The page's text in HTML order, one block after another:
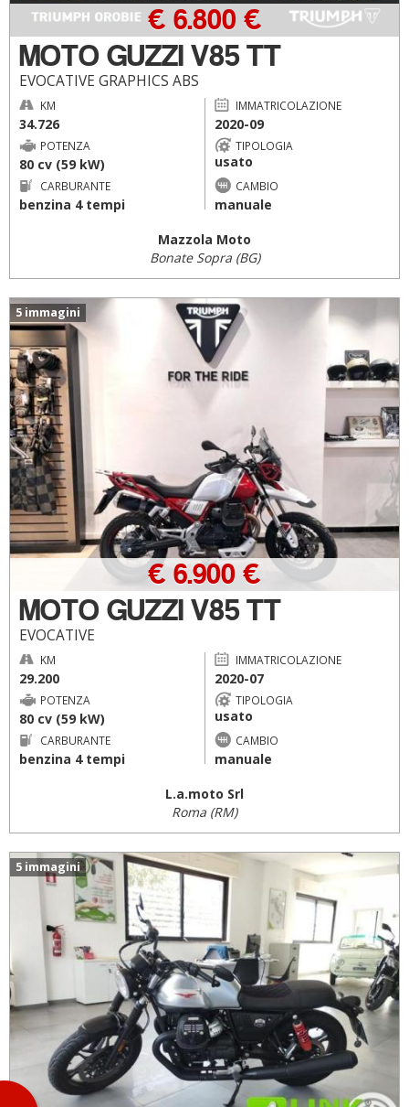
MOTO GUZZI V85 TT
EVOCATIVE GRAPHICS ABS
€ 6.800 €
KM
34.726
IMMATRICOLAZIONE
2020-09
POTENZA
80 cv (59 kW)
TIPOLOGIA
usato
CARBURANTE
benzina 4 tempi
CAMBIO
manuale
Mazzola Moto
Bonate Sopra (BG)
5 immagini
MOTO GUZZI V85 TT
EVOCATIVE
€ 6.900 €
KM
29.200
IMMATRICOLAZIONE
2020-07
POTENZA
80 cv (59 kW)
TIPOLOGIA
usato
CARBURANTE
benzina 4 tempi
CAMBIO
manuale
L.a.moto Srl
Roma (RM)
5 immagini